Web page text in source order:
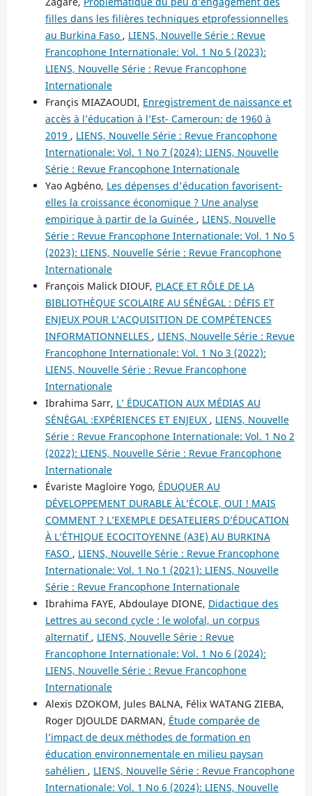
filles dans les filières techniques etprofessionnelles
au Burkina Faso , LIENS, Nouvelle Série : Revue
Francophone Internationale: Vol. 1 No 5 (2023):
LIENS, Nouvelle Série : Revue Francophone
Internationale
Françis MIAZAOUDI, Enregistrement de naissance et
accès à l’éducation à l’Est- Cameroun: de 1960 à
2019 , LIENS, Nouvelle Série : Revue Francophone
Internationale: Vol. 1 No 7 (2024): LIENS, Nouvelle
Série : Revue Francophone Internationale
Yao Agbéno, Les dépenses d'éducation favorisent-
elles la croissance économique ? Une analyse
empirique à partir de la Guinée , LIENS, Nouvelle
Série : Revue Francophone Internationale: Vol. 1 No 5
(2023): LIENS, Nouvelle Série : Revue Francophone
Internationale
François Malick DIOUF, PLACE ET RÔLE DE LA
BIBLIOTHÈQUE SCOLAIRE AU SÉNÉGAL : DÉFIS ET
ENJEUX POUR L’ACQUISITION DE COMPÉTENCES
INFORMATIONNELLES , LIENS, Nouvelle Série : Revue
Francophone Internationale: Vol. 1 No 3 (2022):
LIENS, Nouvelle Série : Revue Francophone
Internationale
Ibrahima Sarr, L’ ÉDUCATION AUX MÉDIAS AU
SÉNÉGAL :EXPÉRIENCES ET ENJEUX , LIENS, Nouvelle
Série : Revue Francophone Internationale: Vol. 1 No 2
(2022): LIENS, Nouvelle Série : Revue Francophone
Internationale
Évariste Magloire Yogo, ÉDUQUER AU
DÉVELOPPEMENT DURABLE ÀL’ÉCOLE, OUI ! MAIS
COMMENT ? L’EXEMPLE DESATELIERS D’ÉDUCATION
À L’ÉTHIQUE ECOCITOYENNE (A3E) AU BURKINA
FASO , LIENS, Nouvelle Série : Revue Francophone
Internationale: Vol. 1 No 1 (2021): LIENS, Nouvelle
Série : Revue Francophone Internationale
Ibrahima FAYE, Abdoulaye DIONE, Didactique des
Lettres au second cycle : le wolofal, un corpus
alternatif , LIENS, Nouvelle Série : Revue
Francophone Internationale: Vol. 1 No 6 (2024):
LIENS, Nouvelle Série : Revue Francophone
Internationale
Alexis DZOKOM, Jules BALNA, Félix WATANG ZIEBA,
Roger DJOULDE DARMAN, Étude comparée de
l’impact de deux méthodes de formation en
éducation environnementale en milieu paysan
sahélien , LIENS, Nouvelle Série : Revue Francophone
Internationale: Vol. 1 No 6 (2024): LIENS, Nouvelle